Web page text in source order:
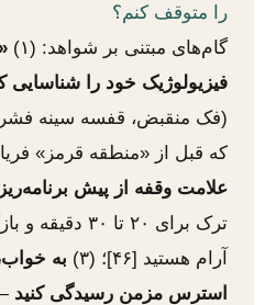
را متوقف کنم؟
گام‌های مبتنی بر شواهد: (۱)
فیزیولوژیک خود را شناسایی
(فک منقبض، قفسه سینه
که قبل از «منطقه قرمز» فریاد
علامت وقفه از پیش
ترک برای ۲۰ تا
آرام هستید [۴۶]؛ (۳)
به
استرس مزمن رسیدگی کنید